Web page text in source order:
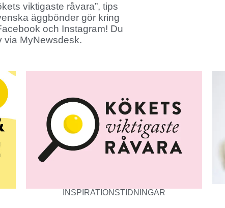
viktigaste råvara”, tips
äggbönder gör kring
och Instagram! Du
via MyNewsdesk.
INSPIRATIONSTIDNINGAR